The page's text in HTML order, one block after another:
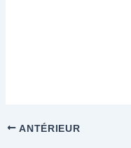
ANTÉRIEUR